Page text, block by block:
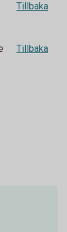
Tillbaka
Tillbaka